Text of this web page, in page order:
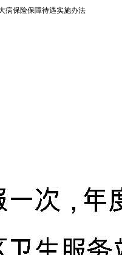
病保险保障待遇实施办法